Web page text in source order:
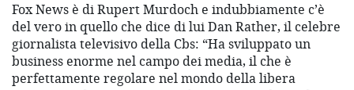
Fox News è di Rupert Murdoch e indubbiamente c’è
del vero in quello che dice di lui Dan Rather, il celebre
giornalista televisivo della Cbs: “Ha sviluppato un
business enorme nel campo dei media, il che è
perfettamente regolare nel mondo della libera